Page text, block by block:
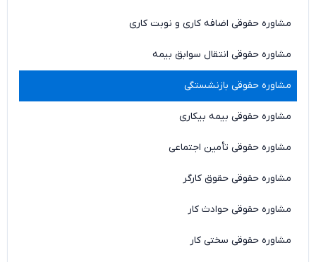
مشاوره حقوقی اضافه کاری و نوبت کاری
مشاوره حقوقی انتقال سوابق بیمه
مشاوره حقوقی بازنشستگی
مشاوره حقوقی بیمه بیکاری
مشاوره حقوقی تأمین اجتماعی
مشاوره حقوقی حقوق کارگر
مشاوره حقوقی حوادث کار
مشاوره حقوقی سختی کار